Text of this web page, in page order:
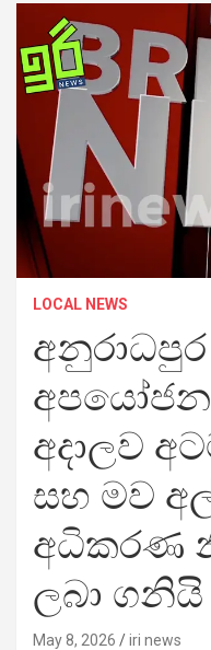
LOCAL NEWS
අනුරාධපුර
අපයෝජන
අදාලව
සහ මව
අධිකරණ
ලබා ගනියි
May 8, 2026 iri news